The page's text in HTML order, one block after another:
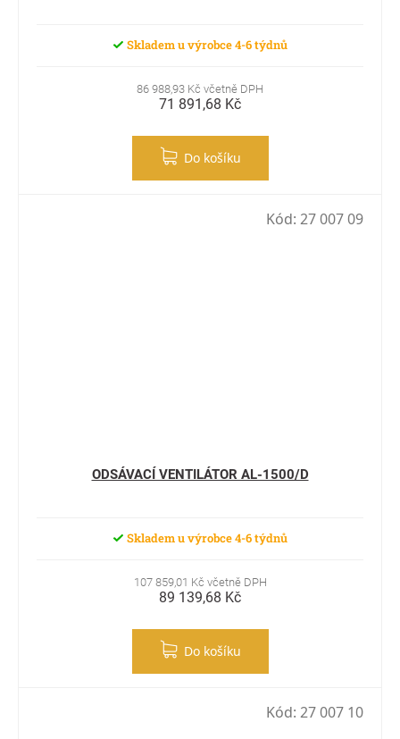
Skladem u výrobce 4-6 týdnů
86 988,93 Kč včetně DPH
71 891,68 Kč
Do košíku
ODSÁVACÍ VENTILÁTOR AL-1500/D
Skladem u výrobce 4-6 týdnů
107 859,01 Kč včetně DPH
89 139,68 Kč
Do košíku
Kód: 27 007 09
Kód: 27 007 10